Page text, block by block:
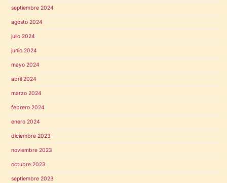
septiembre 2024
agosto 2024
julio 2024
junio 2024
mayo 2024
abril 2024
marzo 2024
febrero 2024
enero 2024
diciembre 2023
noviembre 2023
octubre 2023
septiembre 2023